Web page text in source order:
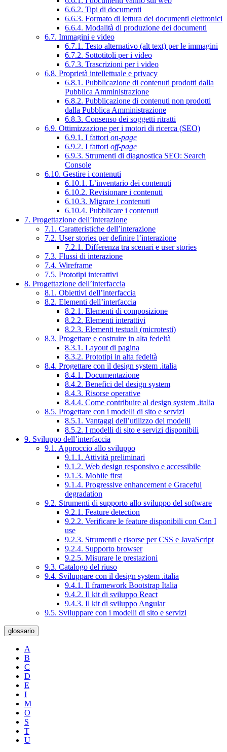
6.6.2. Tipi di documenti
6.6.3. Formato di lettura dei documenti elettronici
6.6.4. Modalità di produzione dei documenti
6.7. Immagini e video
6.7.1. Testo alternativo (alt text) per le immagini
6.7.2. Sottotitoli per i video
6.7.3. Trascrizioni per i video
6.8. Proprietà intellettuale e privacy
6.8.1. Pubblicazione di contenuti prodotti dalla
Pubblica Amministrazione
6.8.2. Pubblicazione di contenuti non prodotti
dalla Pubblica Amministrazione
6.8.3. Consenso dei soggetti ritratti
6.9. Ottimizzazione per i motori di ricerca (SEO)
6.9.1. I fattori on-page
6.9.2. I fattori off-page
6.9.3. Strumenti di diagnostica SEO: Search
Console
6.10. Gestire i contenuti
6.10.1. L’inventario dei contenuti
6.10.2. Revisionare i contenuti
6.10.3. Migrare i contenuti
6.10.4. Pubblicare i contenuti
7. Progettazione dell’interazione
7.1. Caratteristiche dell’interazione
7.2. User stories per definire l’interazione
7.2.1. Differenza tra scenari e user stories
7.3. Flussi di interazione
7.4. Wireframe
7.5. Prototipi interattivi
8. Progettazione dell’interfaccia
8.1. Obiettivi dell’interfaccia
8.2. Elementi dell’interfaccia
8.2.1. Elementi di composizione
8.2.2. Elementi interattivi
8.2.3. Elementi testuali (microtesti)
8.3. Progettare e costruire in alta fedeltà
8.3.1. Layout di pagina
8.3.2. Prototipi in alta fedeltà
8.4. Progettare con il design system .italia
8.4.1. Documentazione
8.4.2. Benefici del design system
8.4.3. Risorse operative
8.4.4. Come contribuire al design system .italia
8.5. Progettare con i modelli di sito e servizi
8.5.1. Vantaggi dell’utilizzo dei modelli
8.5.2. I modelli di sito e servizi disponibili
9. Sviluppo dell’interfaccia
9.1. Approccio allo sviluppo
9.1.1. Attività preliminari
9.1.2. Web design responsivo e accessibile
9.1.3. Mobile first
9.1.4. Progressive enhancement e Graceful
degradation
9.2. Strumenti di supporto allo sviluppo del software
9.2.1. Feature detection
9.2.2. Verificare le feature disponibili con Can I
use
9.2.3. Strumenti e risorse per CSS e JavaScript
9.2.4. Supporto browser
9.2.5. Misurare le prestazioni
9.3. Catalogo del riuso
9.4. Sviluppare con il design system .italia
9.4.1. Il framework Bootstrap Italia
9.4.2. Il kit di sviluppo React
9.4.3. Il kit di sviluppo Angular
9.5. Sviluppare con i modelli di sito e servizi
glossario
A
B
C
D
E
I
M
O
S
T
U